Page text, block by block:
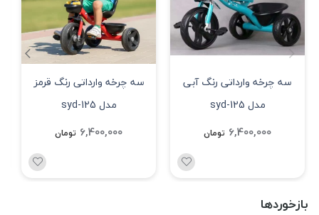
سه چرخه وارداتی رنگ آبی
مدل syd-125
6,400,000 تومان
سه چرخه وارداتی رنگ قرمز
مدل syd-125
6,400,000 تومان
بازخوردها